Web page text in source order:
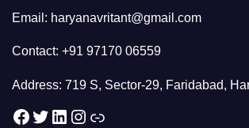
Email: haryanavritant@gmail.com
Contact: +91 97170 06559
Address: 719 S, Sector-29, Faridabad,
Facebook Twitter LinkedIn Instagram Link